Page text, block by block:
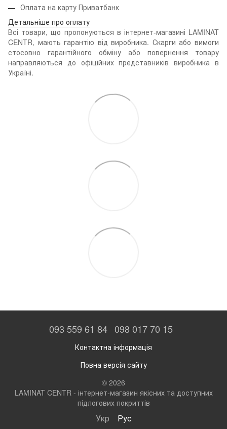
Оплата на карту Приватбанк
Детальніше про оплату
Всі товари, що пропонуються в інтернет-магазині LAMINAT
CENTR, мають гарантію від виробника. Скарги або вимоги
стосовно гарантійного обміну або повернення товару
направляються до офіційних представників виробника в
Україні.
093 559 61 84 098 017 70 15
Контактна інформація
Повна версія сайту
© 2026
LAMINAT CENTR - інтернет-магазин якісних та доступних
підлогових покриттів
Укр Рус